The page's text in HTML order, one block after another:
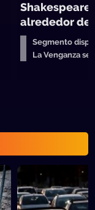
Shakespeare
alrededor de
Segmento
La Venganza